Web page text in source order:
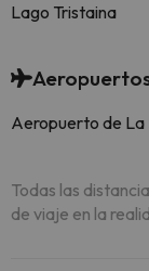
Lago Tristaina
Aeropuerto de La
Todas las
de viaje en la